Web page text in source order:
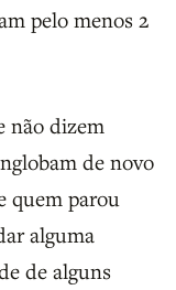
pelo menos 2
não dizem
de novo
quem parou
alguma
de alguns